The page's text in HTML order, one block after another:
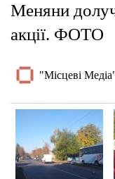
Меняни
акції. ФОТО
"Місцеві